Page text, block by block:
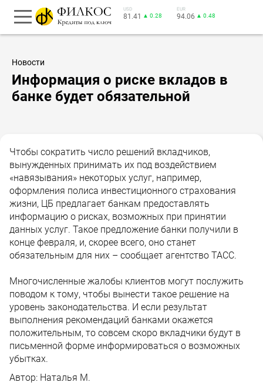
USD
81.41 ▲ 0.28
EUR
94.06 ▲ 0.48
Новости
Информация о риске вкладов в
банке будет обязательной
Чтобы сократить число решений вкладчиков,
вынужденных принимать их под воздействием
«навязывания» некоторых услуг, например,
оформления полиса инвестиционного страхования
жизни, ЦБ предлагает банкам предоставлять
информацию о рисках, возможных при принятии
данных услуг. Такое предложение банки получили в
конце февраля, и, скорее всего, оно станет
обязательным для них – сообщает агентство ТАСС.
Многочисленные жалобы клиентов могут послужить
поводом к тому, чтобы вынести такое решение на
уровень законодательства. И если результат
выполнения рекомендаций банками окажется
положительным, то совсем скоро вкладчики будут в
письменной форме информироваться о возможных
убытках.
Автор: Наталья М.